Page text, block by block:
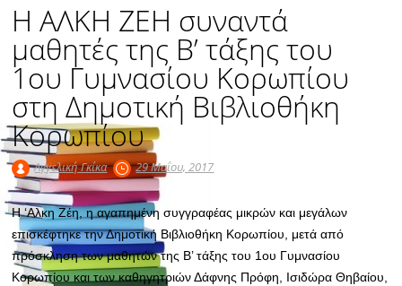
Η ΑΛΚΗ ΖΕΗ συναντά
μαθητές της Β’ τάξης του
1ου Γυμνασίου Κορωπίου
στη Δημοτική Βιβλιοθήκη
Κορωπίου
Αγγελική Γκίκα 29 Μαΐου, 2017
Η ‘Αλκη Ζέη, η αγαπημένη συγγραφέας μικρών και μεγάλων
επισκέφτηκε την Δημοτική Βιβλιοθήκη Κορωπίου, μετά από
πρόσκληση των μαθητών της Β’ τάξης του 1ου Γυμνασίου
Κορωπίου και των καθηγητριών Δάφνης Πρόφη, Ισιδώρα Θηβαίου,